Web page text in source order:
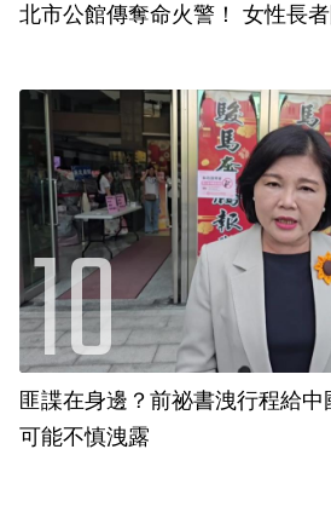
北市公館傳奪命火警！ 女性長
匪諜在身邊？前祕書洩行程給中
可能不慎洩露